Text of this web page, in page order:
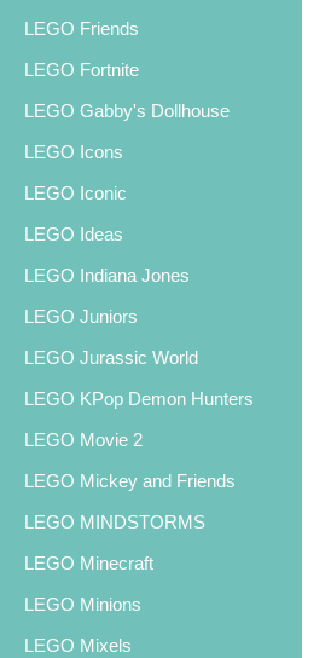
LEGO Friends
LEGO Fortnite
LEGO Gabby's Dollhouse
LEGO Icons
LEGO Iconic
LEGO Ideas
LEGO Indiana Jones
LEGO Juniors
LEGO Jurassic World
LEGO KPop Demon Hunters
LEGO Movie 2
LEGO Mickey and Friends
LEGO MINDSTORMS
LEGO Minecraft
LEGO Minions
LEGO Mixels